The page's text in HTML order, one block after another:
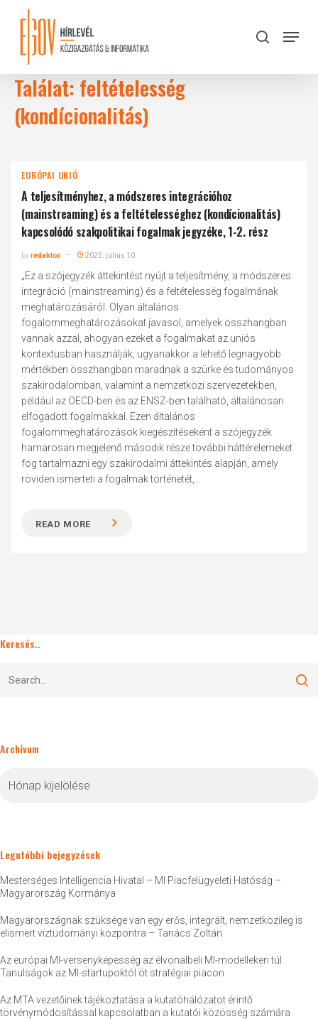
content
search
Menu
Találat: feltételesség
(kondícionalitás)
EURÓPAI UNIÓ
A teljesítményhez, a módszeres integrációhoz
(mainstreaming) és a feltételességhez (kondícionalitás)
kapcsolódó szakpolitikai fogalmak jegyzéke, 1-2. rész
byredaktor 2025. július 10.
„Ez a szójegyzék áttekintést nyújt a teljesítmény, a módszeres
integráció (mainstreaming) és a feltételesség fogalmának
meghatározásáról. Olyan általános
fogalommeghatározásokat javasol, amelyek összhangban
vannak azzal, ahogyan ezeket a fogalmakat az uniós
kontextusban használják, ugyanakkor a lehető legnagyobb
mértékben összhangban maradnak a szürke és tudományos
szakirodalomban, valamint a nemzetközi szervezetekben,
például az OECD-ben és az ENSZ-ben található, általánosan
elfogadott fogalmakkal. Ezen általános
fogalommeghatározások kiegészítéseként a szójegyzék
hamarosan megjelenő második része további háttérelemeket
fog tartalmazni egy szakirodalmi áttekintés alapján, amely
röviden ismerteti a fogalmak történetét,...
READ MORE
Keresés..
Archívum
Legutóbbi bejegyzések
Mesterséges Intelligencia Hivatal – MI Piacfelügyeleti Hatóság –
Magyarország Kormánya
Magyarországnak szüksége van egy erős, integrált, nemzetközileg is
elismert víztudományi központra – Tanács Zoltán
Az európai MI-versenyképesség az élvonalbeli MI-modelleken túl.
Tanulságok az MI-startupoktól öt stratégiai piacon
Az MTA vezetőinek tájékoztatása a kutatóhálózatot érintő
törvénymódosítással kapcsolatban a kutatói közösség számára
Close